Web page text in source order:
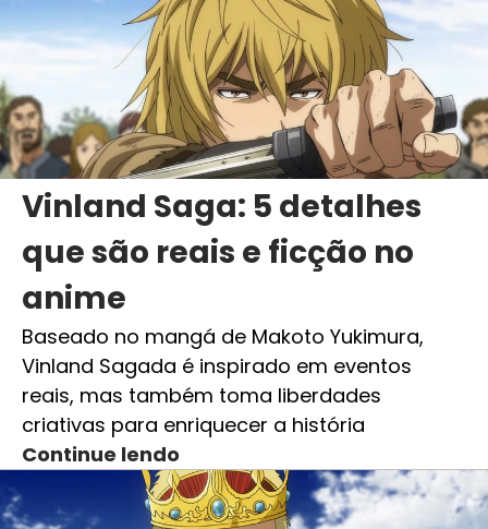
Vinland Saga: 5 detalhes
que são reais e ficção no
anime
Baseado no mangá de Makoto Yukimura,
Vinland Sagada é inspirado em eventos
reais, mas também toma liberdades
criativas para enriquecer a história
Continue lendo